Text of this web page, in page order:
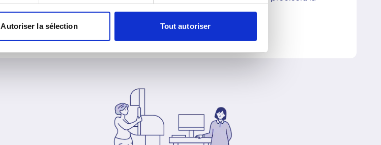
Autoriser la sélection Tout autoriser
conduite à tenir.
Vous restez en moyenne 10 à 15 minutes dans la salle d’examen.